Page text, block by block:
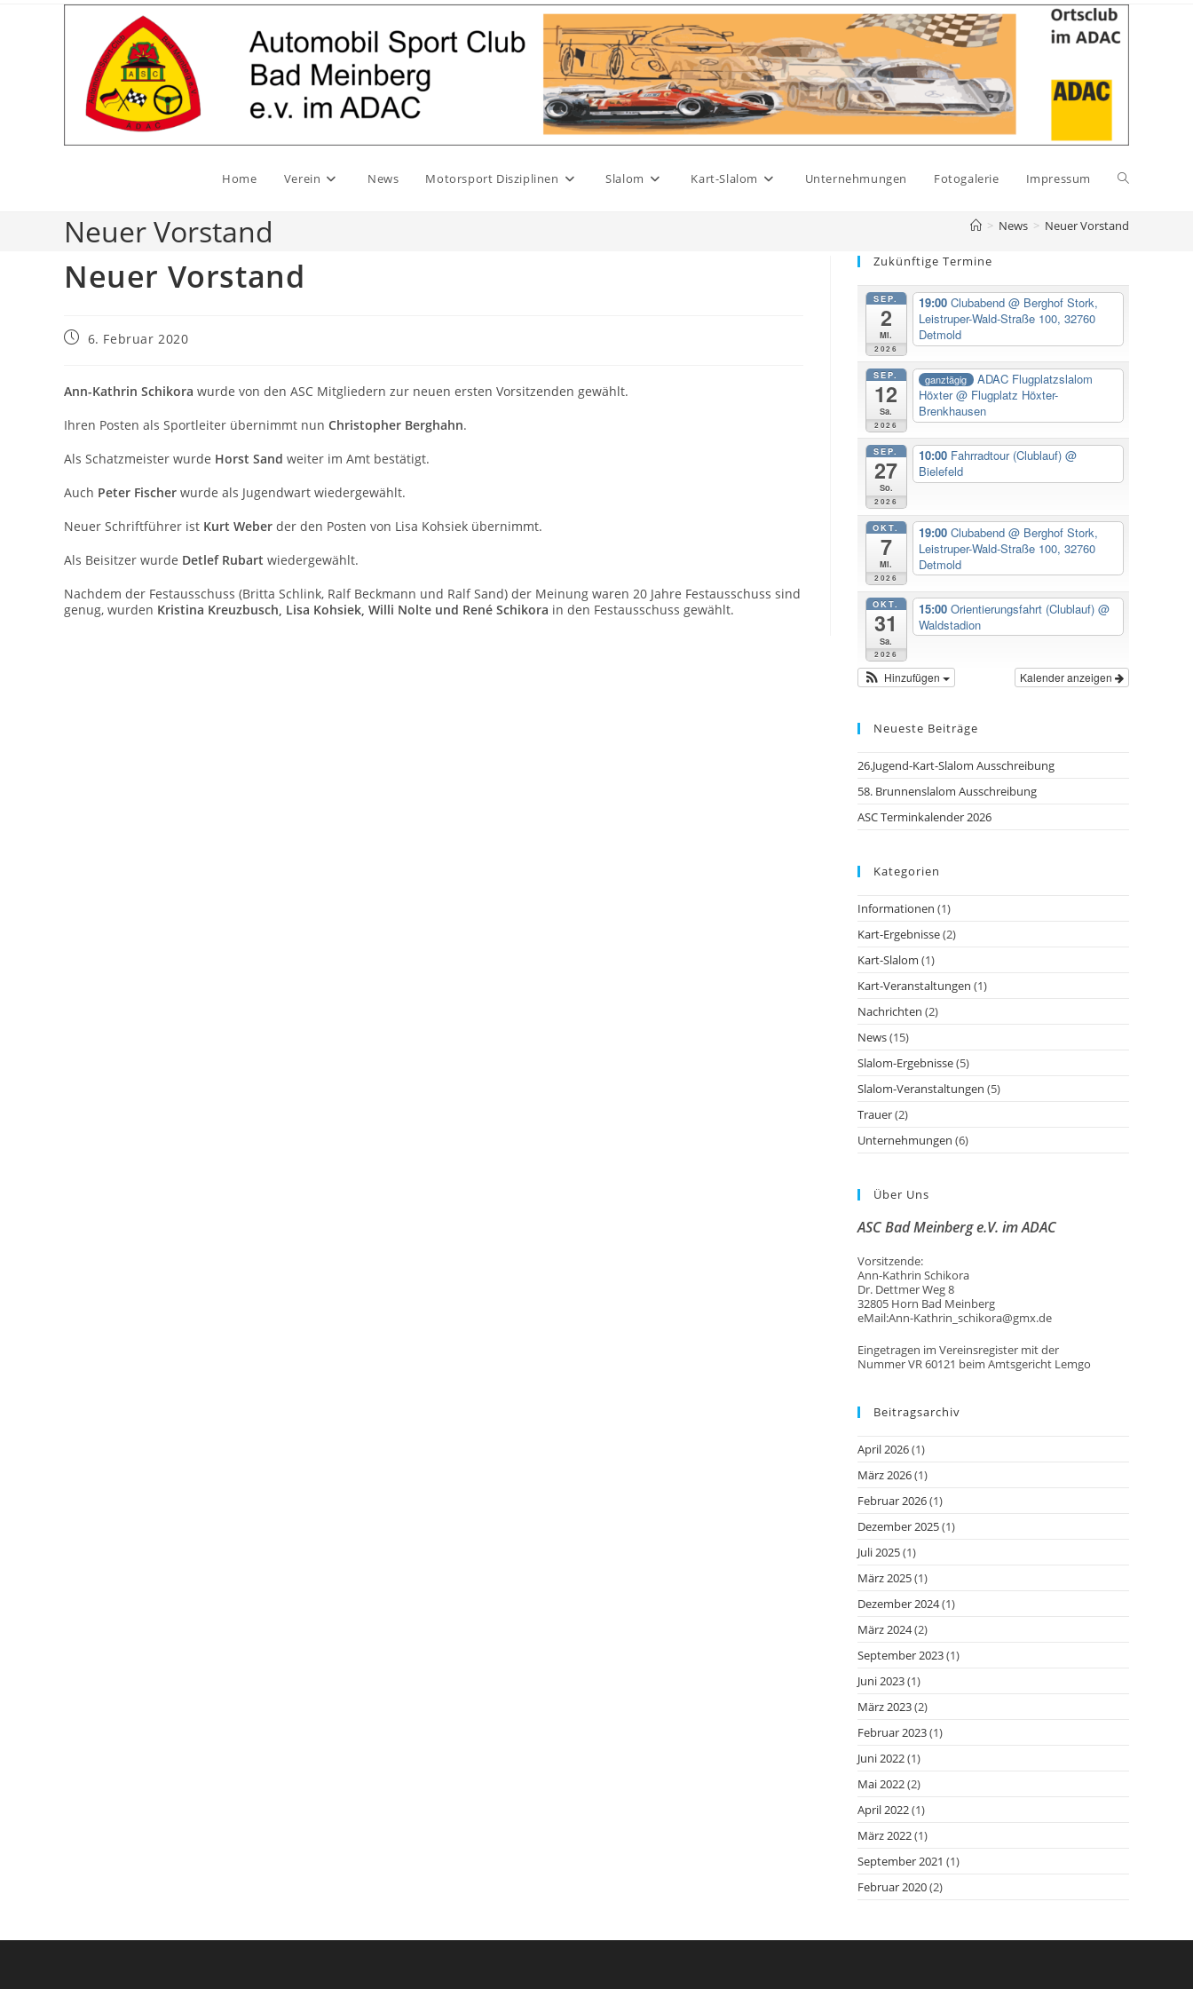
Home Verein News Motorsport Disziplinen Slalom Kart-Slalom Unternehmungen Fotogalerie Impressum Website-
Neuer Vorstand > News > Neuer Vorstand
Neuer Vorstand
Beitrag6. Februar 2020
Ann-Kathrin Schikora wurde von den ASC Mitgliedern zur neuen ersten Vorsitzenden gewählt.
Ihren Posten als Sportleiter übernimmt nun Christopher Berghahn.
Als Schatzmeister wurde Horst Sand weiter im Amt bestätigt.
Auch Peter Fischer wurde als Jugendwart wiedergewählt.
Neuer Schriftführer ist Kurt Weber der den Posten von Lisa Kohsiek übernimmt.
Als Beisitzer wurde Detlef Rubart wiedergewählt.
Nachdem der Festausschuss (Britta Schlink, Ralf Beckmann und Ralf Sand) der Meinung waren 20 Jahre Festausschuss sind
genug, wurden Kristina Kreuzbusch, Lisa Kohsiek, Willi Nolte und René Schikora in den Festausschuss gewählt.
Zukünftige Termine
SEP.
2
Mi.
2026
19:00 Clubabend @ Berghof Stork,
Leistruper-Wald-Straße 100, 32760
Detmold
SEP.
12
Sa.
2026
ganztägig
ADAC Flugplatzslalom
Höxter@ Flugplatz Höxter-
Brenkhausen
SEP.
27
So.
2026
10:00 Fahrradtour (Clublauf) @
Bielefeld
OKT.
7
Mi.
2026
19:00 Clubabend @ Berghof Stork,
Leistruper-Wald-Straße 100, 32760
Detmold
OKT.
31
Sa.
2026
15:00 Orientierungsfahrt (Clublauf) @
Waldstadion
Kalender anzeigen
Hinzufügen
Neueste Beiträge
26.Jugend-Kart-Slalom Ausschreibung
58. Brunnenslalom Ausschreibung
ASC Terminkalender 2026
Kategorien
Informationen (1)
Kart-Ergebnisse(2)
Kart-Slalom (1)
Kart-Veranstaltungen (1)
Nachrichten (2)
News(15)
Slalom-Ergebnisse(5)
Slalom-Veranstaltungen (5)
Trauer(2)
Unternehmungen (6)
Über Uns
ASC Bad Meinberg e.V. im ADAC
Vorsitzende:
Ann-Kathrin Schikora
Dr. Dettmer Weg 8
32805 Horn Bad Meinberg
eMail:Ann-Kathrin_schikora@gmx.de
Eingetragen im Vereinsregister mit der
Nummer VR 60121 beim Amtsgericht Lemgo
Beitragsarchiv
April 2026(1)
März 2026(1)
Februar 2026(1)
Dezember 2025(1)
Juli 2025(1)
März 2025(1)
Dezember 2024(1)
März 2024(2)
September 2023(1)
Juni 2023(1)
März 2023(2)
Februar 2023(1)
Juni 2022(1)
Mai 2022(2)
April 2022(1)
März 2022(1)
September 2021 (1)
Februar 2020(2)